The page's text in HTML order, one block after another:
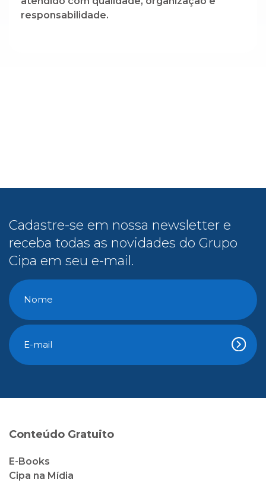
responsabilidade.
Cadastre-se em nossa newsletter e
receba todas as novidades do Grupo
Cipa em seu e-mail.
Conteúdo Gratuito
E-Books
Cipa na Mídia